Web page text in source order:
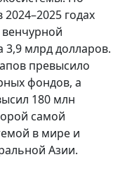
годах
венчурной
3,9 млрд долларов.
превысило
фондов, а
180 млн
самой
в мире и
Азии.